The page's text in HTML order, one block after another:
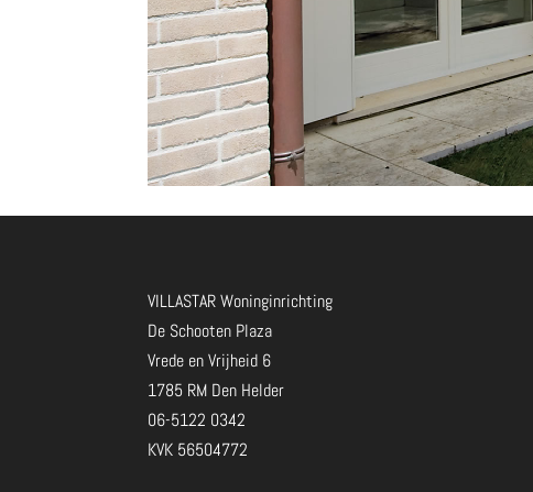
VILLASTAR Woninginrichting
De Schooten Plaza
Vrede en Vrijheid 6
1785 RM Den Helder
06-5122 0342
KVK 56504772